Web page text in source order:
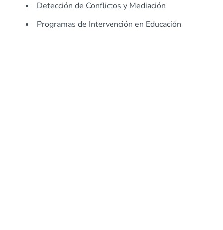
Detección de Conflictos y Mediación
Programas de Intervención en Educación